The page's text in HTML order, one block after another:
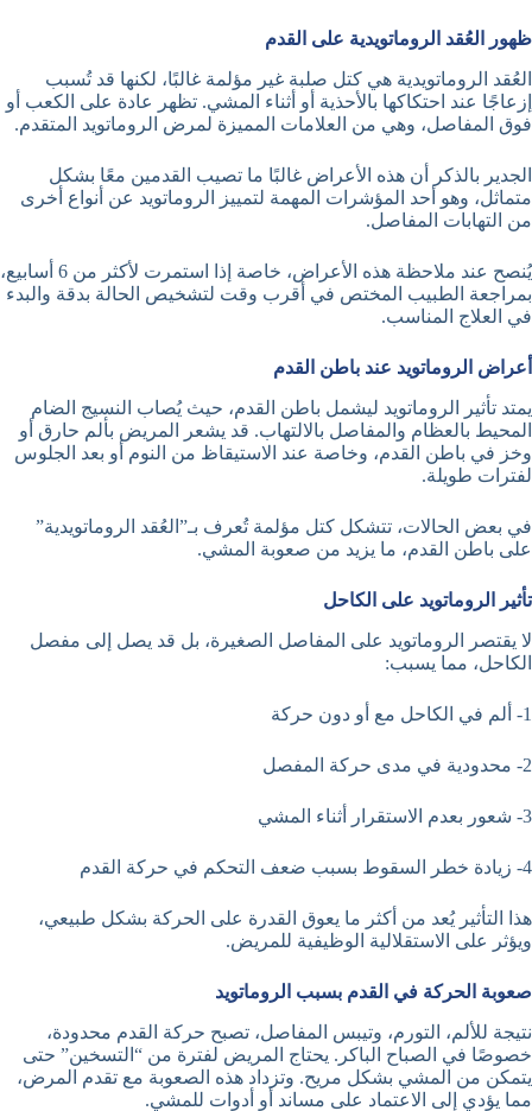
ظهور العُقد الروماتويدية على القدم
العُقد الروماتويدية هي كتل صلبة غير مؤلمة غالبًا، لكنها قد تُسبب
إزعاجًا عند احتكاكها بالأحذية أو أثناء المشي. تظهر عادة على الكعب أو
فوق المفاصل، وهي من العلامات المميزة لمرض الروماتويد المتقدم.
الجدير بالذكر أن هذه الأعراض غالبًا ما تصيب القدمين معًا بشكل
متماثل، وهو أحد المؤشرات المهمة لتمييز الروماتويد عن أنواع أخرى
من التهابات المفاصل.
يُنصح عند ملاحظة هذه الأعراض، خاصة إذا استمرت لأكثر من 6 أسابيع،
بمراجعة الطبيب المختص في أقرب وقت لتشخيص الحالة بدقة والبدء
في العلاج المناسب.
أعراض الروماتويد عند باطن القدم
يمتد تأثير الروماتويد ليشمل باطن القدم، حيث يُصاب النسيج الضام
المحيط بالعظام والمفاصل بالالتهاب. قد يشعر المريض بألم حارق أو
وخز في باطن القدم، وخاصة عند الاستيقاظ من النوم أو بعد الجلوس
لفترات طويلة.
في بعض الحالات، تتشكل كتل مؤلمة تُعرف بـ”العُقد الروماتويدية”
على باطن القدم، ما يزيد من صعوبة المشي.
تأثير الروماتويد على الكاحل
لا يقتصر الروماتويد على المفاصل الصغيرة، بل قد يصل إلى مفصل
الكاحل، مما يسبب:
1- ألم في الكاحل مع أو دون حركة
2- محدودية في مدى حركة المفصل
3- شعور بعدم الاستقرار أثناء المشي
4- زيادة خطر السقوط بسبب ضعف التحكم في حركة القدم
هذا التأثير يُعد من أكثر ما يعوق القدرة على الحركة بشكل طبيعي،
ويؤثر على الاستقلالية الوظيفية للمريض.
صعوبة الحركة في القدم بسبب الروماتويد
نتيجة للألم، التورم، وتيبس المفاصل، تصبح حركة القدم محدودة،
خصوصًا في الصباح الباكر. يحتاج المريض لفترة من “التسخين” حتى
يتمكن من المشي بشكل مريح. وتزداد هذه الصعوبة مع تقدم المرض،
مما يؤدي إلى الاعتماد على مساند أو أدوات للمشي.